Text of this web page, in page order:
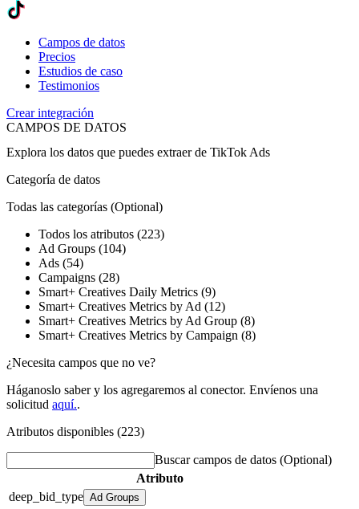
Campos de datos
Precios
Estudios de caso
Testimonios
Crear integración
CAMPOS DE DATOS
Explora los datos que puedes extraer de TikTok Ads
Categoría de datos
Todas las categorías (Optional)
Todos los atributos (223)
Ad Groups (104)
Ads (54)
Campaigns (28)
Smart+ Creatives Daily Metrics (9)
Smart+ Creatives Metrics by Ad (12)
Smart+ Creatives Metrics by Ad Group (8)
Smart+ Creatives Metrics by Campaign (8)
¿Necesita campos que no ve?
Háganoslo saber y los agregaremos al conector. Envíenos una
solicitud aquí..
Atributos disponibles (223)
Buscar campos de datos (Optional)
Atributo
deep_bid_type Ad Groups